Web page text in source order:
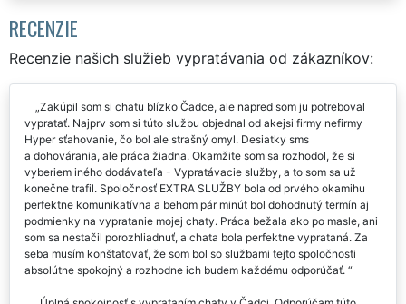
RECENZIE
Recenzie našich služieb vypratávania od zákazníkov:
Zakúpil som si chatu blízko Čadce, ale napred som ju potreboval
vypratať. Najprv som si túto službu objednal od akejsi firmy nefirmy
Hyper sťahovanie, čo bol ale strašný omyl. Desiatky sms
a dohovárania, ale práca žiadna. Okamžite som sa rozhodol, že si
vyberiem iného dodávateľa - Vypratávacie služby, a to som sa už
konečne trafil. Spoločnosť EXTRA SLUŽBY bola od prvého okamihu
perfektne komunikatívna a behom pár minút bol dohodnutý termín aj
podmienky na vypratanie mojej chaty. Práca bežala ako po masle, ani
som sa nestačil porozhliadnuť, a chata bola perfektne vyprataná. Za
seba musím konštatovať, že som bol so službami tejto spoločnosti
absolútne spokojný a rozhodne ich budem každému odporúčať.